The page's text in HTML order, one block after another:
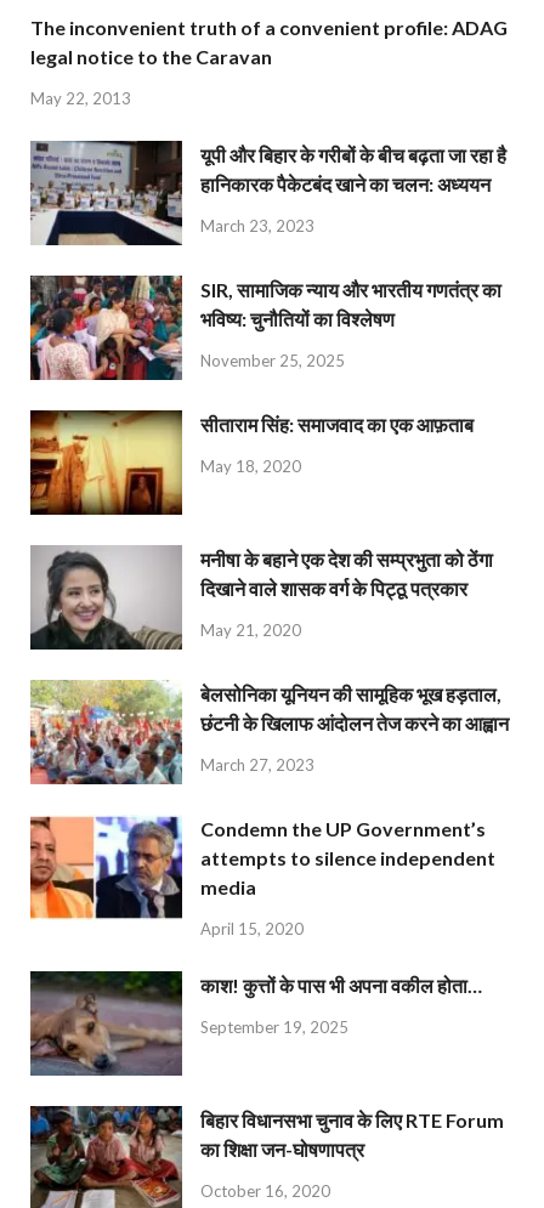
The inconvenient truth of a convenient profile: ADAG
legal notice to the Caravan
May 22, 2013
यूपी और बिहार के गरीबों के बीच बढ़ता जा रहा है
हानिकारक पैकेटबंद खाने का चलन: अध्ययन
March 23, 2023
SIR, सामाजिक न्याय और भारतीय गणतंत्र का
भविष्य: चुनौतियों का विश्लेषण
November 25, 2025
सीताराम सिंह: समाजवाद का एक आफ़ताब
May 18, 2020
मनीषा के बहाने एक देश की सम्प्रभुता को ठेंगा
दिखाने वाले शासक वर्ग के पिट्ठू पत्रकार
May 21, 2020
बेलसोनिका यूनियन की सामूहिक भूख हड़ताल,
छंटनी के खिलाफ आंदोलन तेज करने का आह्वान
March 27, 2023
Condemn the UP Government’s
attempts to silence independent
media
April 15, 2020
काश! कुत्तों के पास भी अपना वकील होता…
September 19, 2025
बिहार विधानसभा चुनाव के लिए RTE Forum
का शिक्षा जन-घोषणापत्र
October 16, 2020